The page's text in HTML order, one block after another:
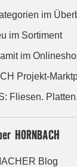
im
im Sortiment
im
Projekt-
Fliesen.
HORNBACH
Blog